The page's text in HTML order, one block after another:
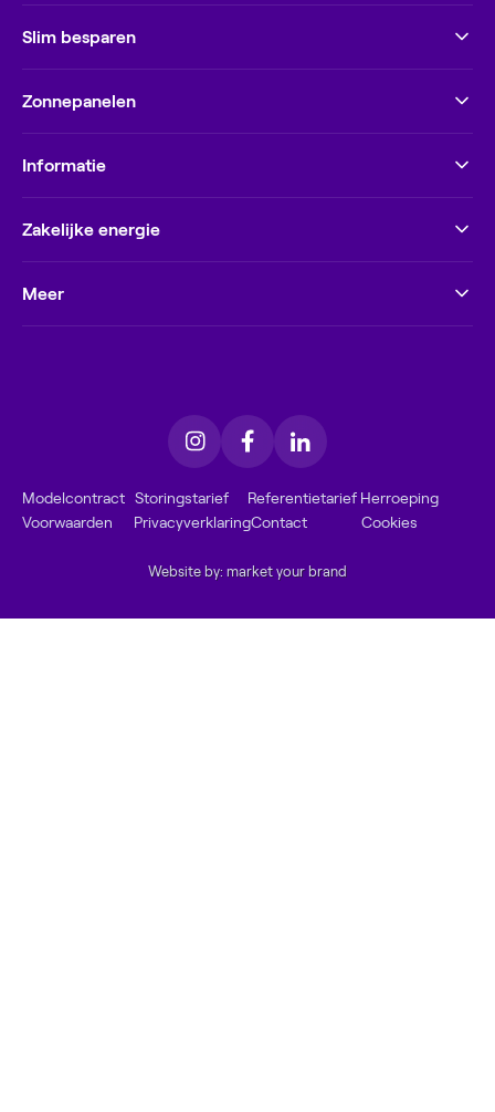
Slim besparen
Zonnepanelen
Informatie
Zakelijke energie
Meer
Modelcontract Storingstarief Referentietarief Herroeping
Voorwaarden
PrivacyverklaringContact Cookies
Website by: market your brand